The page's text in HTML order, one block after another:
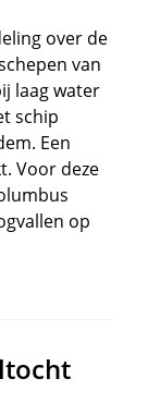
over de
van
laag water
schip
Een
Voor deze
op